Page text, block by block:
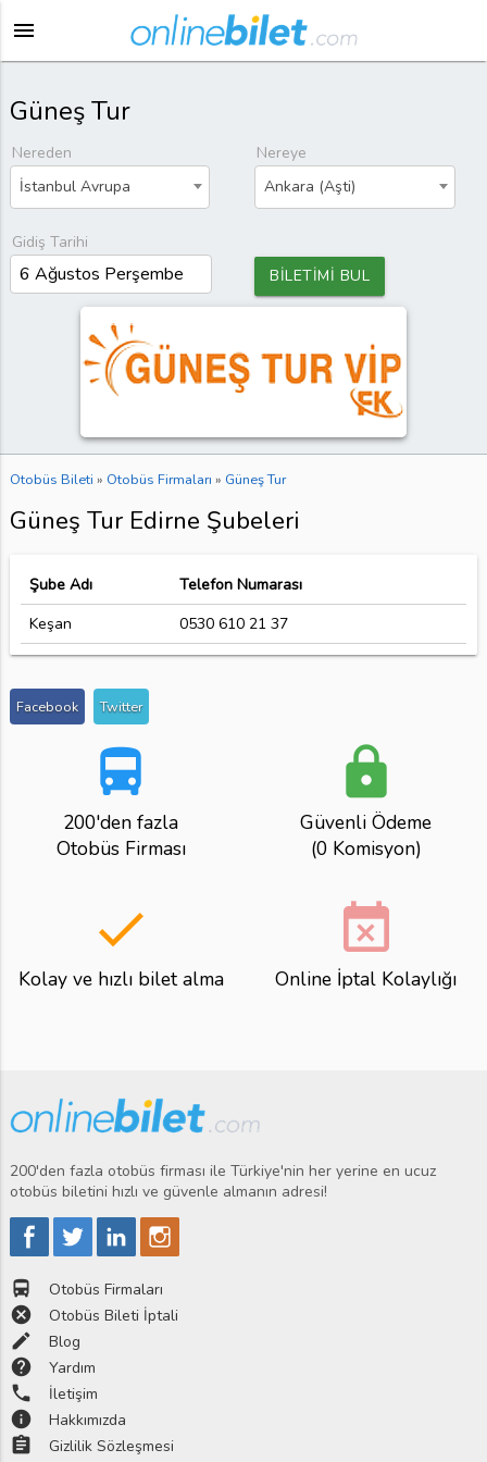
menu
Güneş Tur
Nereden
İstanbul Avrupa
Nereye
Ankara (Aşti)
Gidiş Tarihi
BİLETİMİ BUL
Otobüs Bileti » Otobüs Firmaları » Güneş Tur
Güneş Tur Edirne Şubeleri
Şube Adı
Telefon Numarası
Keşan
0530 610 21 37
Facebook Twitter
directions_bus
200'den fazla
Otobüs Firması
lock
Güvenli Ödeme
(0 Komisyon)
done
Kolay ve hızlı bilet alma
event_busy
Online İptal Kolaylığı
200'den fazla otobüs firması ile Türkiye'nin her yerine en ucuz
otobüs biletini hızlı ve güvenle almanın adresi!
directions_bus Otobüs Firmaları
cancel Otobüs Bileti İptali
edit Blog
help Yardım
phone İletişim
info Hakkımızda
assignment Gizlilik Sözleşmesi